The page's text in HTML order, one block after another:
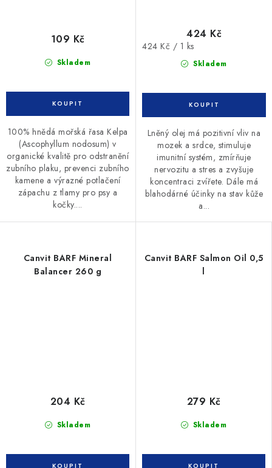
Skladem
109 Kč
100% hnědá mořská řasa Kelpa
(Ascophyllum nodosum) v
organické kvalitě pro odstranění
zubního plaku, prevenci zubního
kamene a výrazné potlačení
zápachu z tlamy pro psy a
kočky....
Skladem
424 Kč
Měrná
424 Kč / 1 ks
Lněný olej má pozitivní vliv na
mozek a srdce, stimuluje
imunitní systém, zmírňuje
nervozitu a stres a zvyšuje
koncentraci zvířete. Dále má
blahodárné účinky na stav kůže
a...
Canvit BARF Mineral
Balancer 260 g
Skladem
204 Kč
Canvit BARF Salmon Oil 0,5
l
Skladem
279 Kč